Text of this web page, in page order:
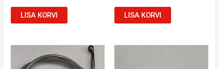
LISA KORVI LISA KORVI